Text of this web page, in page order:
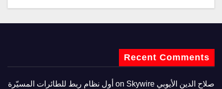
Recent Comments
صلاح الدين الأيوبي
Skywire أول نظام ربط للطائرات المسيّرة